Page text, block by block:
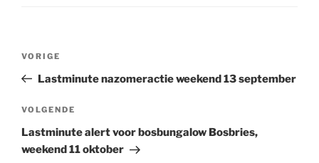
Vorig
bericht
VORIGE
Lastminute nazomeractie weekend 13 september
Volgend
bericht
VOLGENDE
Lastminute alert voor bosbungalow Bosbries,
weekend 11 oktober